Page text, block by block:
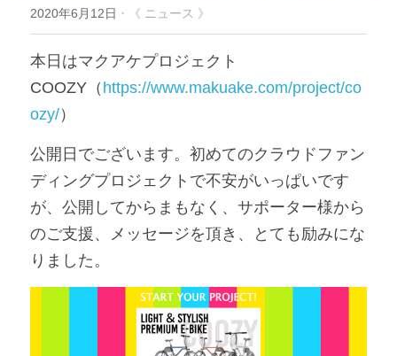
外商・卸
取扱い販売店
取扱い店募集 | 法人問い合わせ
ブログ
イベント
採用情報
保証に関して
製品関連資料
企業情報
会社紹介
コミュニティ
製品登録
アンバサダー募集
検索
2020年6月12日 · 《 ニュース 》
本日はマクアケプロジェクト
COOZY（ https://www.makuake.com/project/co
ozy/）
公開日でございます。初めてのクラウドファン
ディングプロジェクトで不安がいっぱいです
が、公開してからまもなく、サポーター様から
のご支援、メッセージを頂き、とても励みにな
りました。